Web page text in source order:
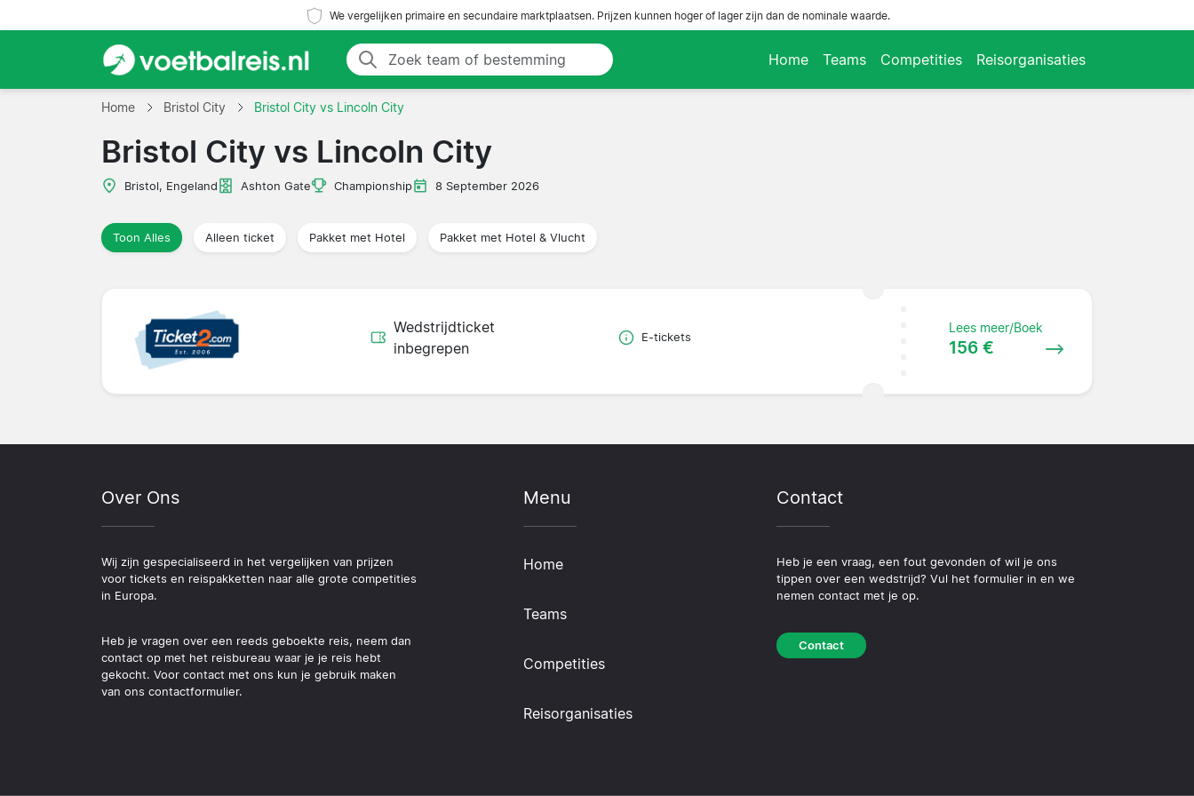
We vergelijken primaire en secundaire marktplaatsen. Prijzen kunnen hoger of lager zijn dan de nominale waarde.
Home Teams Competities Reisorganisaties
Home Bristol City Bristol City vs Lincoln City
Bristol City vs Lincoln City
Bristol, Engeland Ashton Gate Championship 8 September 2026
Toon Alles Alleen ticket Pakket met Hotel Pakket met Hotel & Vlucht
Wedstrijdticket
inbegrepen
E-tickets
Lees meer/Boek
156 €
Over Ons
Wij zijn gespecialiseerd in het vergelijken van prijzen
voor tickets en reispakketten naar alle grote competities
in Europa.
Heb je vragen over een reeds geboekte reis, neem dan
contact op met het reisbureau waar je je reis hebt
gekocht. Voor contact met ons kun je gebruik maken
van ons contactformulier.
Menu
Home
Teams
Competities
Reisorganisaties
Contact
Heb je een vraag, een fout gevonden of wil je ons
tippen over een wedstrijd? Vul het formulier in en we
nemen contact met je op.
Contact